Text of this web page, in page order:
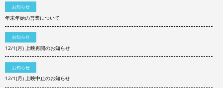
お知らせ
年末年始の営業について
お知らせ
12/1(月) 上映再開のお知らせ
お知らせ
12/1(月) 上映中止のお知らせ